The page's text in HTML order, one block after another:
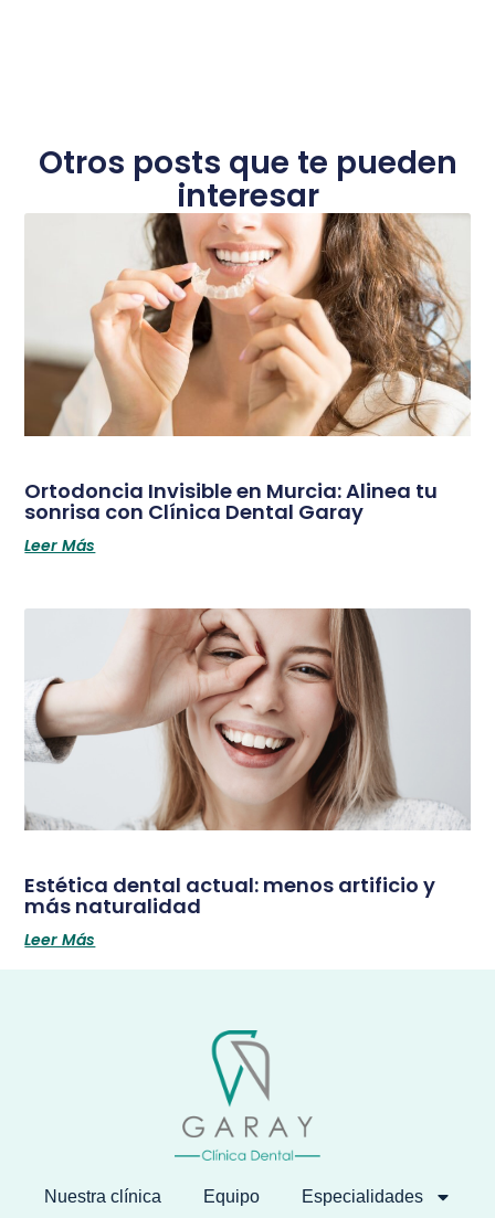
Otros posts que te pueden
interesar
Ortodoncia Invisible en Murcia: Alinea tu
sonrisa con Clínica Dental Garay
Leer Más
Estética dental actual: menos artificio y
más naturalidad
Leer Más
Nuestra clínica Equipo Especialidades